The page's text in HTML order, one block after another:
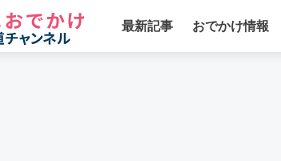
最新記事 おでかけ情報